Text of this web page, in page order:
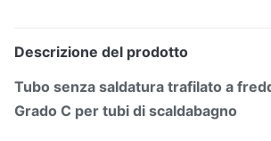
Descrizione del prodotto
Tubo senza saldatura trafilato a
Grado C per tubi di scaldabagno